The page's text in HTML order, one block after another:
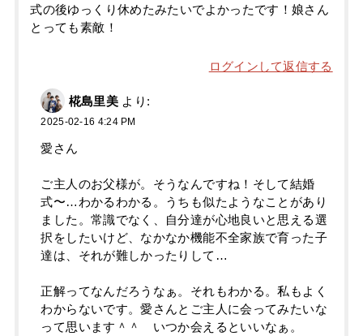
式の後ゆっくり休めたみたいでよかったです！娘さん
とっても素敵！
ログインして返信する
椛島里美 より:
2025-02-16 4:24 PM
愛さん
ご主人のお父様が。そうなんですね！そして結婚
式〜…わかるわかる。うちも似たようなことがあり
ました。常識でなく、自分達が心地良いと思える選
択をしたいけど、なかなか機能不全家族で育った子
達は、それが難しかったりして…
正解ってなんだろうなぁ。それもわかる。私もよく
わからないです。愛さんとご主人に会ってみたいな
って思います＾＾ いつか会えるといいなぁ。